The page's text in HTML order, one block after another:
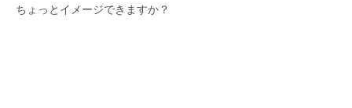
ちょっとイメージできますか？